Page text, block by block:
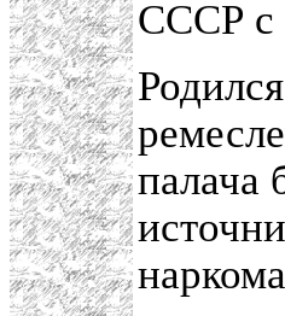
СССР с
палача